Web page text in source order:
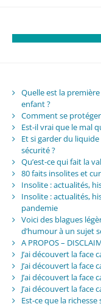
Quelle est la
enfant ?
Comment se
Est-il vrai que le mal
Et si garder du
sécurité ?
Qu’est-ce qui fait la
80 faits insolites et
Insolite : actualités,
Insolite : actualités,
pandemie
Voici des blagues
d’humour à un sujet
A PROPOS –
J’ai découvert la face
J’ai découvert la
J’ai découvert la face
J’ai découvert la face
Est-ce que la